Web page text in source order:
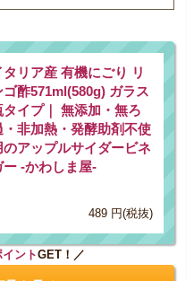
タリア産 有機にごり リ
ゴ酢571ml(580g) ガラス
タイプ｜ 無添加・無ろ
・非加熱・発酵助剤不使
のアップルサイダービネ
ー -かわしま屋-
489 円(税抜)
ントGET！／